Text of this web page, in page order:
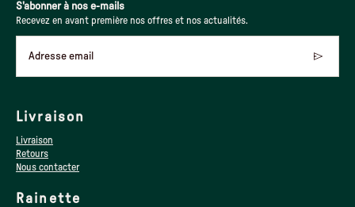
S'abonner à nos e-mails
Recevez en avant première nos offres et nos actualités.
Adresse email
Livraison
Livraison
Retours
Nous contacter
Rainette